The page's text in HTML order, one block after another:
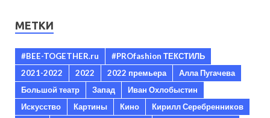
МЕТКИ
#BEE-TOGETHER.ru
#PROfashion ТЕКСТИЛЬ
2021-2022
2022 2022 премьера
Алла Пугачева
Большой театр
Запад
Иван Охлобыстин
Искусство
Картины Кино
Кирилл Серебренников